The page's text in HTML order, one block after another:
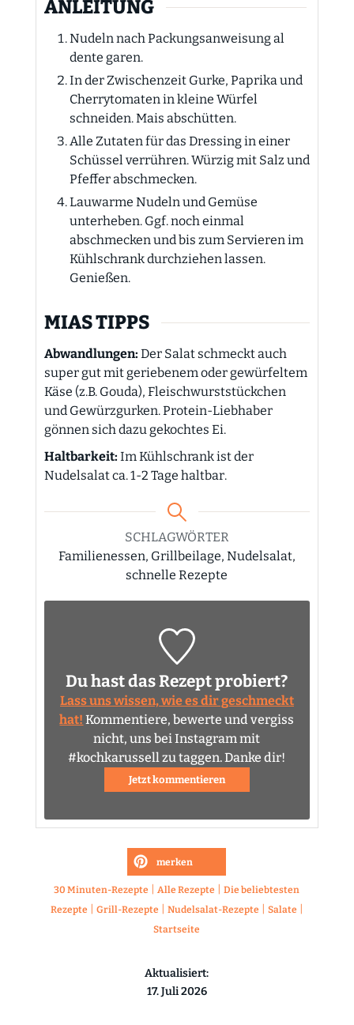
ANLEITUNG
Nudeln nach Packungsanweisung al
dente garen.
In der Zwischenzeit Gurke, Paprika und
Cherrytomaten in kleine Würfel
schneiden. Mais abschütten.
Alle Zutaten für das Dressing in einer
Schüssel verrühren. Würzig mit Salz und
Pfeffer abschmecken.
Lauwarme Nudeln und Gemüse
unterheben. Ggf. noch einmal
abschmecken und bis zum Servieren im
Kühlschrank durchziehen lassen.
Genießen.
MIAS TIPPS
Abwandlungen: Der Salat schmeckt auch
super gut mit geriebenem oder gewürfeltem
Käse (z.B. Gouda), Fleischwurststückchen
und Gewürzgurken. Protein-Liebhaber
gönnen sich dazu gekochtes Ei.
Haltbarkeit: Im Kühlschrank ist der
Nudelsalat ca. 1-2 Tage haltbar.
SCHLAGWÖRTER
Familienessen, Grillbeilage, Nudelsalat,
schnelle Rezepte
Du hast das Rezept probiert?
Lass uns wissen, wie es dir geschmeckt
hat! Kommentiere, bewerte und vergiss
nicht, uns bei Instagram mit
#kochkarussell zu taggen. Danke dir!
Jetzt kommentieren
merken
30 Minuten-Rezepte |Alle Rezepte |Die beliebtesten
Rezepte
Grill-Rezepte Nudelsalat-Rezepte Salate
Startseite
Aktualisiert:
17. Juli 2026